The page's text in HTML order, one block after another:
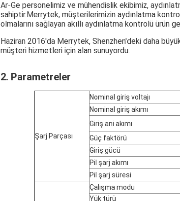
Ar-Ge personelimiz ve mühendislik ekibimiz,
sahiptir.Merrytek, müşterilerimizin aydınlatma
olmalarını sağlayan akıllı aydınlatma kontrolü ürün
Haziran 2016'da Merrytek, Shenzhen'deki daha
müşteri hizmetleri için alan sunuyordu.
2. Parametreler
Şarj Parçası
Nominal giriş voltajı
Nominal giriş akımı
Giriş ani akımı
Güç faktörü
Giriş gücü
Pil şarj akımı
Pil şarj süresi
Çalışma modu
Yük türü